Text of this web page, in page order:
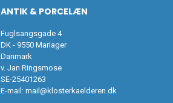
ANTIK & PORCELÆN
Fuglsangsgade 4
DK - 9550 Mariager
Danmark
v. Jan Ringsmose
SE-25401263
E-mail: mail@klosterkaelderen.dk